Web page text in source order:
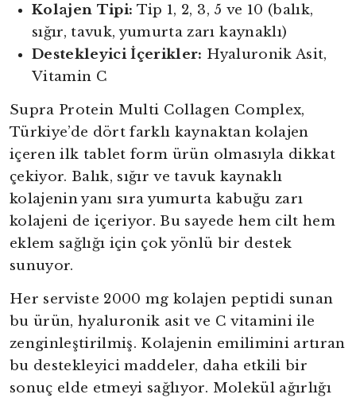
Kolajen Tipi: Tip 1, 2, 3, 5 ve 10 (balık,
sığır, tavuk, yumurta zarı kaynaklı)
Destekleyici İçerikler: Hyaluronik Asit,
Vitamin C
Supra Protein Multi Collagen Complex,
Türkiye’de dört farklı kaynaktan kolajen
içeren ilk tablet form ürün olmasıyla dikkat
çekiyor. Balık, sığır ve tavuk kaynaklı
kolajenin yanı sıra yumurta kabuğu zarı
kolajeni de içeriyor. Bu sayede hem cilt hem
eklem sağlığı için çok yönlü bir destek
sunuyor.
Her serviste 2000 mg kolajen peptidi sunan
bu ürün, hyaluronik asit ve C vitamini ile
zenginleştirilmiş. Kolajenin emilimini artıran
bu destekleyici maddeler, daha etkili bir
sonuç elde etmeyi sağlıyor. Molekül ağırlığı